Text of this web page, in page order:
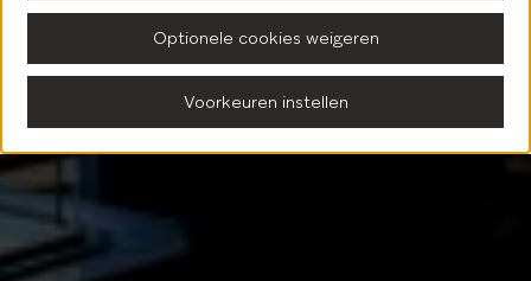
Optionele cookies weigeren
Voorkeuren instellen